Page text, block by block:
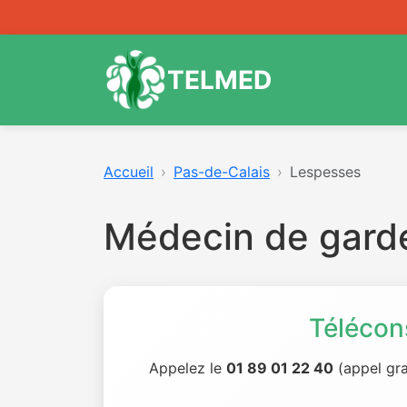
TELMED
Accueil Pas-de-Calais Lespesses
Médecin de
Appelez le 01 89 01 22 40 (appel